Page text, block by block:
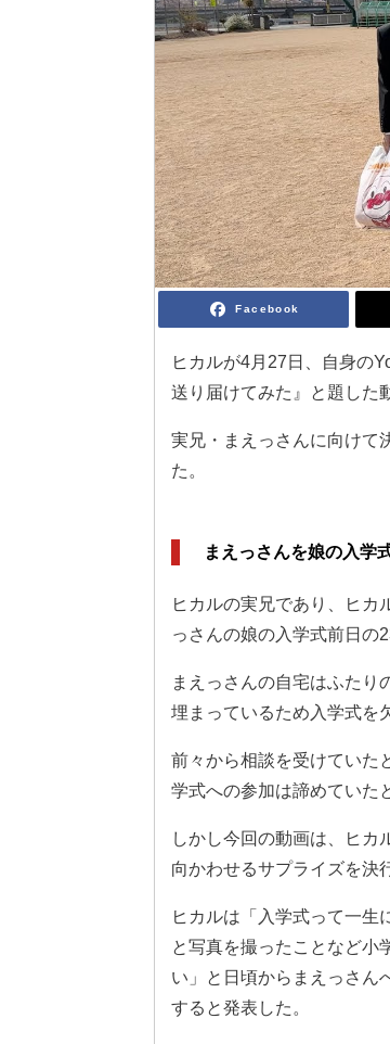
Facebook
ヒカルが4月27日、自身の
送り届けてみた』と題した
実兄・まえっさんに向けて
た。
まえっさんを娘の入学
ヒカルの実兄であり、ヒカ
っさんの娘の入学式前日の
まえっさんの自宅はふたり
埋まっているため入学式を
前々から相談を受けていた
学式への参加は諦めていた
しかし今回の動画は、ヒカ
向かわせるサプライズを決
ヒカルは「入学式って一生
と写真を撮ったことなど小
い」と日頃からまえっさん
すると発表した。